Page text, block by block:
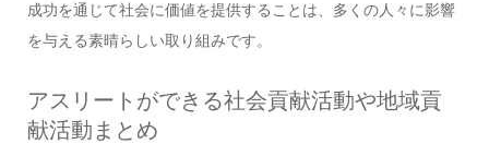
成功を通じて社会に価値を提供することは、多くの人々に影響
を与える素晴らしい取り組みです。
アスリートができる社会貢献活動や地域貢
献活動まとめ